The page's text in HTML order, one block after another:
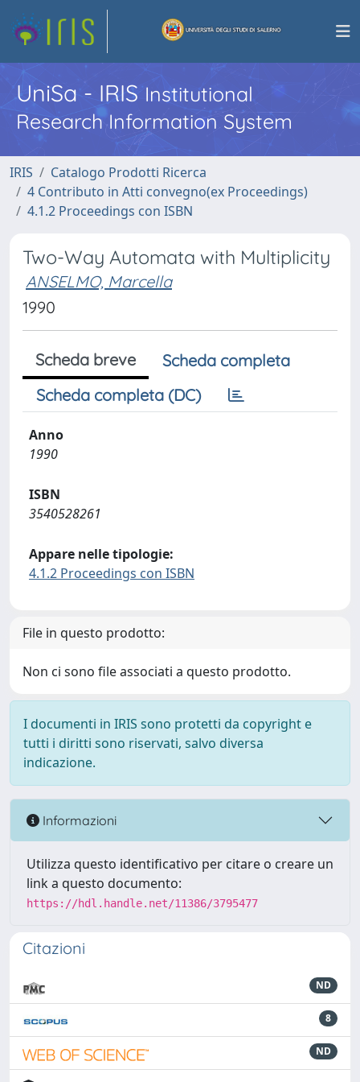
UniSa - IRISInstitutional
Research Information System
IRIS
Catalogo Prodotti Ricerca
4 Contributo in Atti convegno(ex Proceedings)
4.1.2 Proceedings con ISBN
Two-Way Automata with Multiplicity
ANSELMO, Marcella
1990
Scheda breve
Scheda completa
Scheda completa (DC)
Anno
1990
ISBN
3540528261
Appare nelle tipologie:
4.1.2 Proceedings con ISBN
File in questo prodotto:
Non ci sono file associati a questo prodotto.
I documenti in IRIS sono protetti da copyright e
tutti i diritti sono riservati, salvo diversa
indicazione.
Informazioni
Utilizza questo identificativo per citare o creare un
link a questo documento:
https://hdl.handle.net/11386/3795477
Citazioni
ND
8
ND